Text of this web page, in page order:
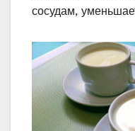
сосудам,